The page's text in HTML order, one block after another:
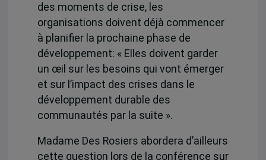
des moments de crise, les
organisations doivent déjà commencer
à planifier la prochaine phase de
développement: « Elles doivent garder
un œil sur les besoins qui vont émerger
et sur l’impact des crises dans le
développement durable des
communautés par la suite ».
Madame Des Rosiers abordera d’ailleurs
cette question lors de la conférence sur